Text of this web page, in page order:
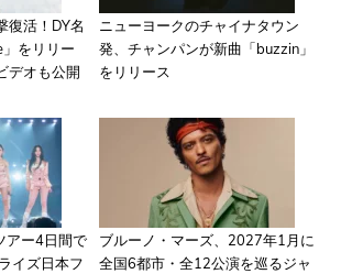
復活！DY名
をリリー
デオも公開
ニューヨークのチャイナタウン
発、チャンパンが新曲「buzzin」
をリリース
アー4日間で
イズ日本フ
ブルーノ・マーズ、2027年1月に
全国6都市・全12公演を巡るジャ